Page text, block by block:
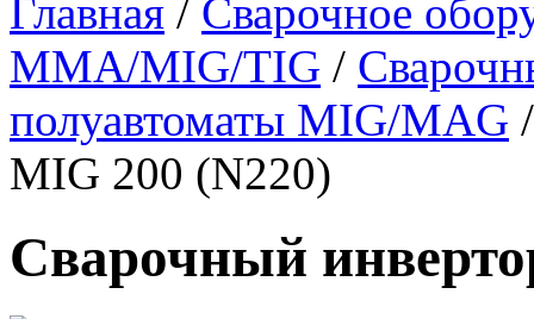
Главная / Сварочное
MMA/MIG/TIG /
полуавтоматы MIG/MAG
MIG 200 (N220)
Сварочный